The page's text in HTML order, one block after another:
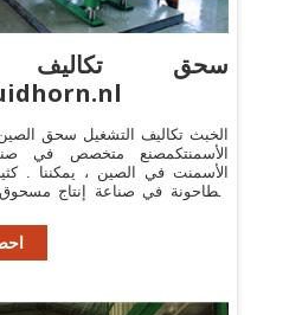
سحق تكاليف
الخبث تكاليف التشغيل سحق
الأسمنتكمصنع متخصص في
الأسمنت في الصين ، يمكننا .
الطاحونة في صناعة إنتاج